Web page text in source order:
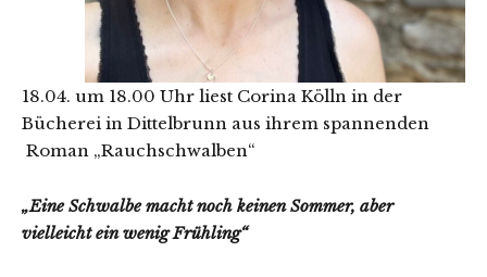
18.04. um 18.00 Uhr liest Corina Kölln in der
Bücherei in Dittelbrunn aus ihrem spannenden
Roman „Rauchschwalben“
„Eine Schwalbe macht noch keinen Sommer, aber
vielleicht ein wenig Frühling“